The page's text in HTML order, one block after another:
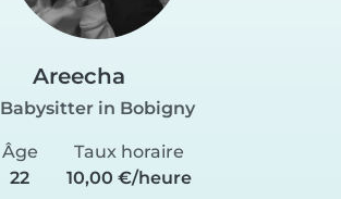
Areecha
Babysitter in Bobigny
Âge
22
Taux horaire
10,00 €/heure